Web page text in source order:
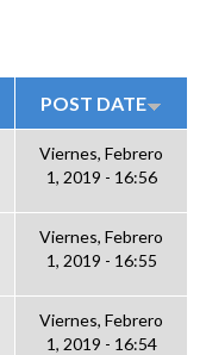
POST DATE
Viernes, Febrero
1, 2019 - 16:56
Viernes, Febrero
1, 2019 - 16:55
Viernes, Febrero
1, 2019 - 16:54